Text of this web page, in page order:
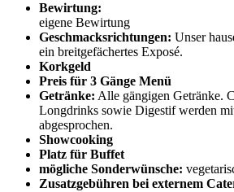
Bewirtung:
eigene Bewirtung
Geschmacksrichtungen: Unser
ein breitgefächertes Exposé.
Korkgeld
Preis für 3 Gänge Menü
Getränke: Alle gängigen Getränke.
Longdrinks sowie Digestif werden
abgesprochen.
Showcooking
Platz für Buffet
mögliche Sonderwünsche:
Zusatzgebühren bei externem